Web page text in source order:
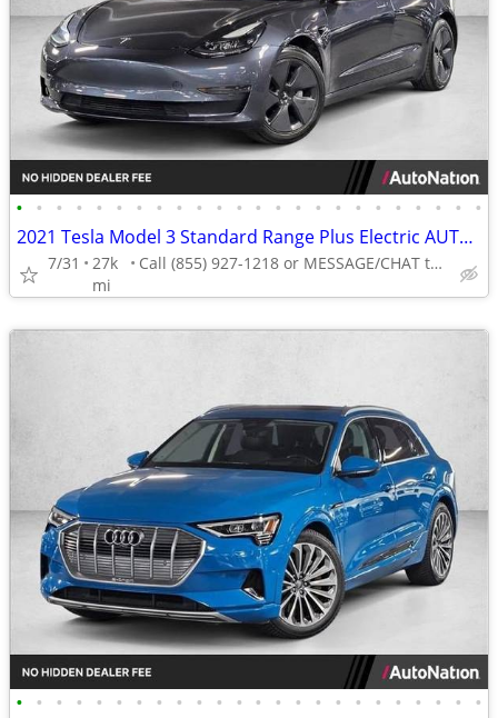
• • • • • • • • • • • • • • • • • • • • • • • •
2021 Tesla Model 3 Standard Range Plus Electric AUTONATION
7/31
27k
mi
Call (855) 927-1218 or MESSAGE/CHAT to confirm availability
• • • • • • • • • • • • • • • • • • • • • • • •